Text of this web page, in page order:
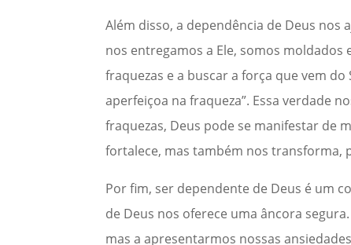
Além disso, a dependência de Deus
nos entregamos a Ele, somos
fraquezas e a buscar a força que vem
aperfeiçoa na fraqueza”. Essa verdade
fraquezas, Deus pode se manifestar de
fortalece, mas também nos transforma,
Por fim, ser dependente de Deus é um
de Deus nos oferece uma âncora
mas a apresentarmos nossas